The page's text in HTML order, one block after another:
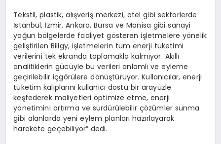
Tekstil, plastik, alışveriş merkezi, otel gibi sektörlerde
İstanbul, İzmir, Ankara, Bursa ve Manisa gibi sanayi
yoğun bölgelerde faaliyet gösteren işletmelere yönelik
geliştirilen Billgy, işletmelerin tüm enerji tüketimi
verilerini tek ekranda toplamakla kalmıyor. Akıllı
analitiklerin gücüyle bu verileri anlamlı ve eyleme
geçirilebilir içgörülere dönüştürüyor. Kullanıcılar, enerji
tüketim kalıplarını kullanıcı dostu bir arayüzle
keşfederek maliyetleri optimize etme, enerji
yönetimini artırma ve sürdürülebilir çözümler sunma
gibi alanlarda yeni eylem planları hazırlayarak
harekete geçebiliyor” dedi.